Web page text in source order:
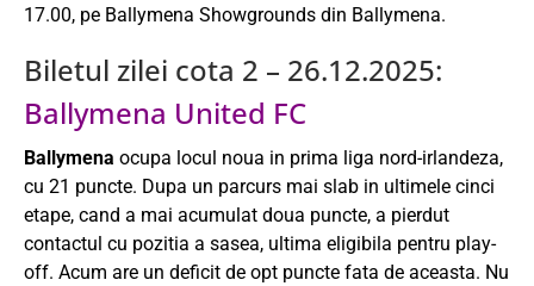
17.00, pe Ballymena Showgrounds din Ballymena.
Biletul zilei cota 2 – 26.12.2025:
Ballymena United FC
Ballymena ocupa locul noua in prima liga nord-irlandeza,
cu 21 puncte. Dupa un parcurs mai slab in ultimele cinci
etape, cand a mai acumulat doua puncte, a pierdut
contactul cu pozitia a sasea, ultima eligibila pentru play-
off. Acum are un deficit de opt puncte fata de aceasta. Nu